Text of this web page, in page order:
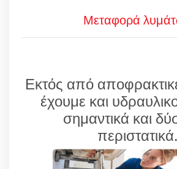
Μεταφορά
Εκτός από
έχουμε και
σημαντικά και
περιστατικά.